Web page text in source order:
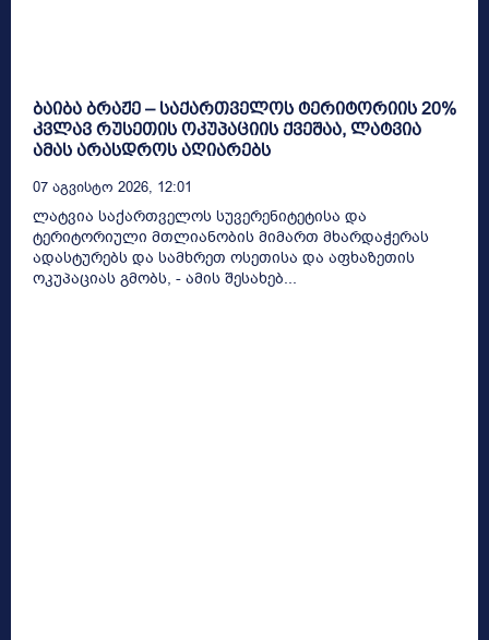
ბაიბა ბრაჟე – საქართველოს ტერიტორიის 20%
კვლავ რუსეთის ოკუპაციის ქვეშაა, ლატვია
ამას არასდროს აღიარებს
07 Აგვისტო 2026, 12:01
ლატვია საქართველოს სუვერენიტეტისა და
ტერიტორიული მთლიანობის მიმართ მხარდაჭერას
ადასტურებს და სამხრეთ ოსეთისა და აფხაზეთის
ოკუპაციას გმობს, - ამის შესახებ...